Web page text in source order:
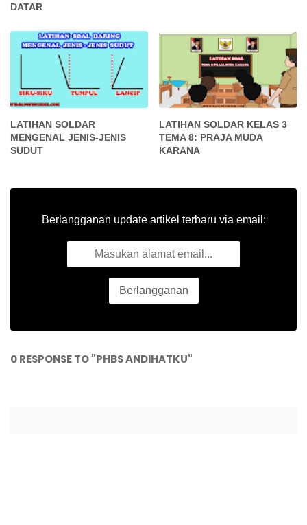
DATAR
LATIHAN SOLDAR
MENGENAL JENIS-JENIS
SUDUT
LATIHAN SOLDAR KELAS 3
TEMA 8: PRAJA MUDA
KARANA
Berlangganan update artikel terbaru via email:
0 RESPONSE TO "PHBS ANDIHATKU"